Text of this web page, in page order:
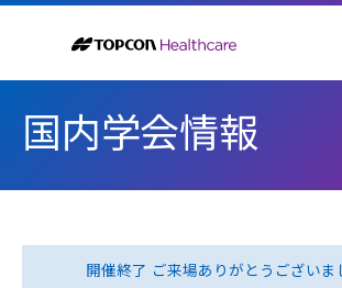
content
国内学会情報
開催終了 ご来場ありがとうございま